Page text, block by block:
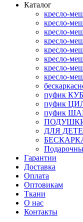
Каталог
кресло-
кресло-
кресло-
кресло-
кресло-
кресло-
кресло-
кресло-
пуфик КУБ
пуфик
пуфик
ДЛЯ
Гарантии
Доставка
Оплата
Оптовикам
Ткани
О нас
Контакты